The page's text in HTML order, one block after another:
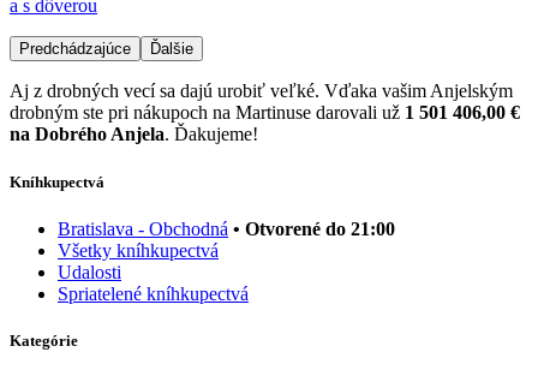
a s dôverou
Predchádzajúce Ďalšie
Aj z drobných vecí sa dajú urobiť veľké. Vďaka vašim Anjelským
drobným ste pri nákupoch na Martinuse darovali už 1 501 406,00 €
na Dobrého Anjela. Ďakujeme!
Kníhkupectvá
Bratislava - Obchodná • Otvorené do 21:00
Všetky kníhkupectvá
Udalosti
Spriatelené kníhkupectvá
Kategórie